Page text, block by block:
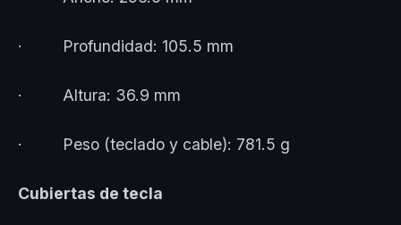
· Profundidad: 105.5 mm
· Altura: 36.9 mm
· Peso (teclado y cable): 781.5 g
Cubiertas de tecla